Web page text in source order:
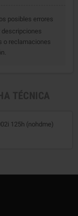
posibles errores
descripciones
o reclamaciones
125h (nohdme)